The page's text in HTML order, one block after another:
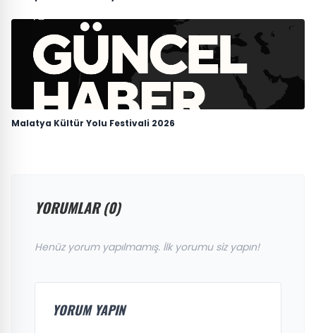
Malatya Kültür Yolu Festivali 2026
YORUMLAR (0)
Henüz yorum yapılmamış. İlk yorumu siz yapın!
YORUM YAPIN